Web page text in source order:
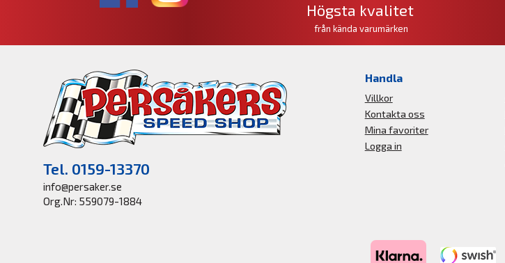
Högsta kvalitet
från kända varumärken
Tel. 0159-13370
info@persaker.se
Org.Nr: 559079-1884
Handla
Villkor
Kontakta oss
Mina favoriter
Logga in